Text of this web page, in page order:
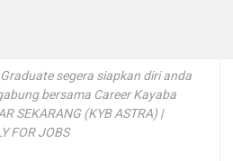
segera siapkan diri anda
bersama Career Kayaba
SEKARANG (KYB ASTRA) |
FOR JOBS